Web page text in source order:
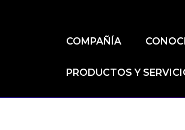
COMPAÑÍA
PRODUCTOS Y